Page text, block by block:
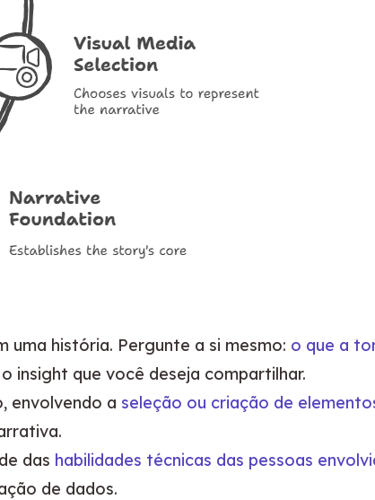
uma história. Pergunte a si mesmo: o que a
insight que você deseja compartilhar.
envolvendo a seleção ou criação de
das habilidades técnicas das pessoas
de dados.